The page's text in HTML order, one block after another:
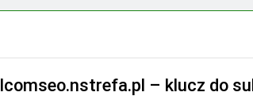
Icomseo.nstrefa.pl – klucz do